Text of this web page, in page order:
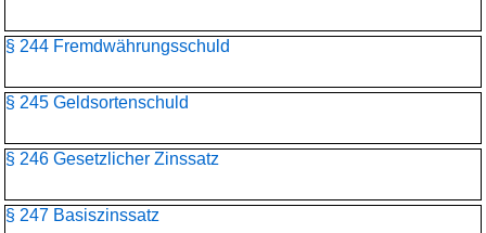
§ 244 Fremdwährungsschuld
§ 245 Geldsortenschuld
§ 246 Gesetzlicher Zinssatz
§ 247 Basiszinssatz